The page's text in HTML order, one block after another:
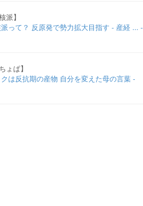
派】
って？ 反原発で勢力拡大目指す - 産経 ... -
ょぱ】
は反抗期の産物 自分を変えた母の言葉 -